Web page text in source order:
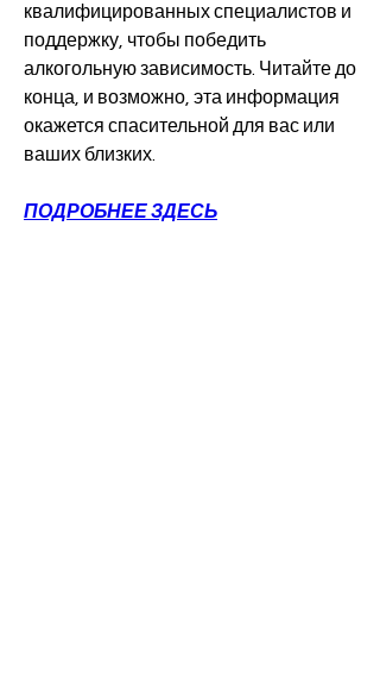
квалифицированных специалистов и
поддержку, чтобы победить
алкогольную зависимость. Читайте до
конца, и возможно, эта информация
окажется спасительной для вас или
ваших близких.
ПОДРОБНЕЕ ЗДЕСЬ